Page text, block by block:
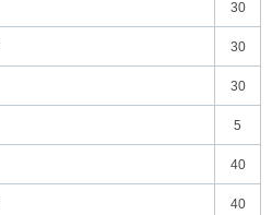
30
30
30
5
40
40